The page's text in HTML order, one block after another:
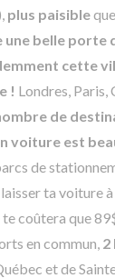
plus paisible
belle porte
cette
! Londres, Paris,
de
voiture est
de
ta voiture
coûtera que
en commun, 2
et de